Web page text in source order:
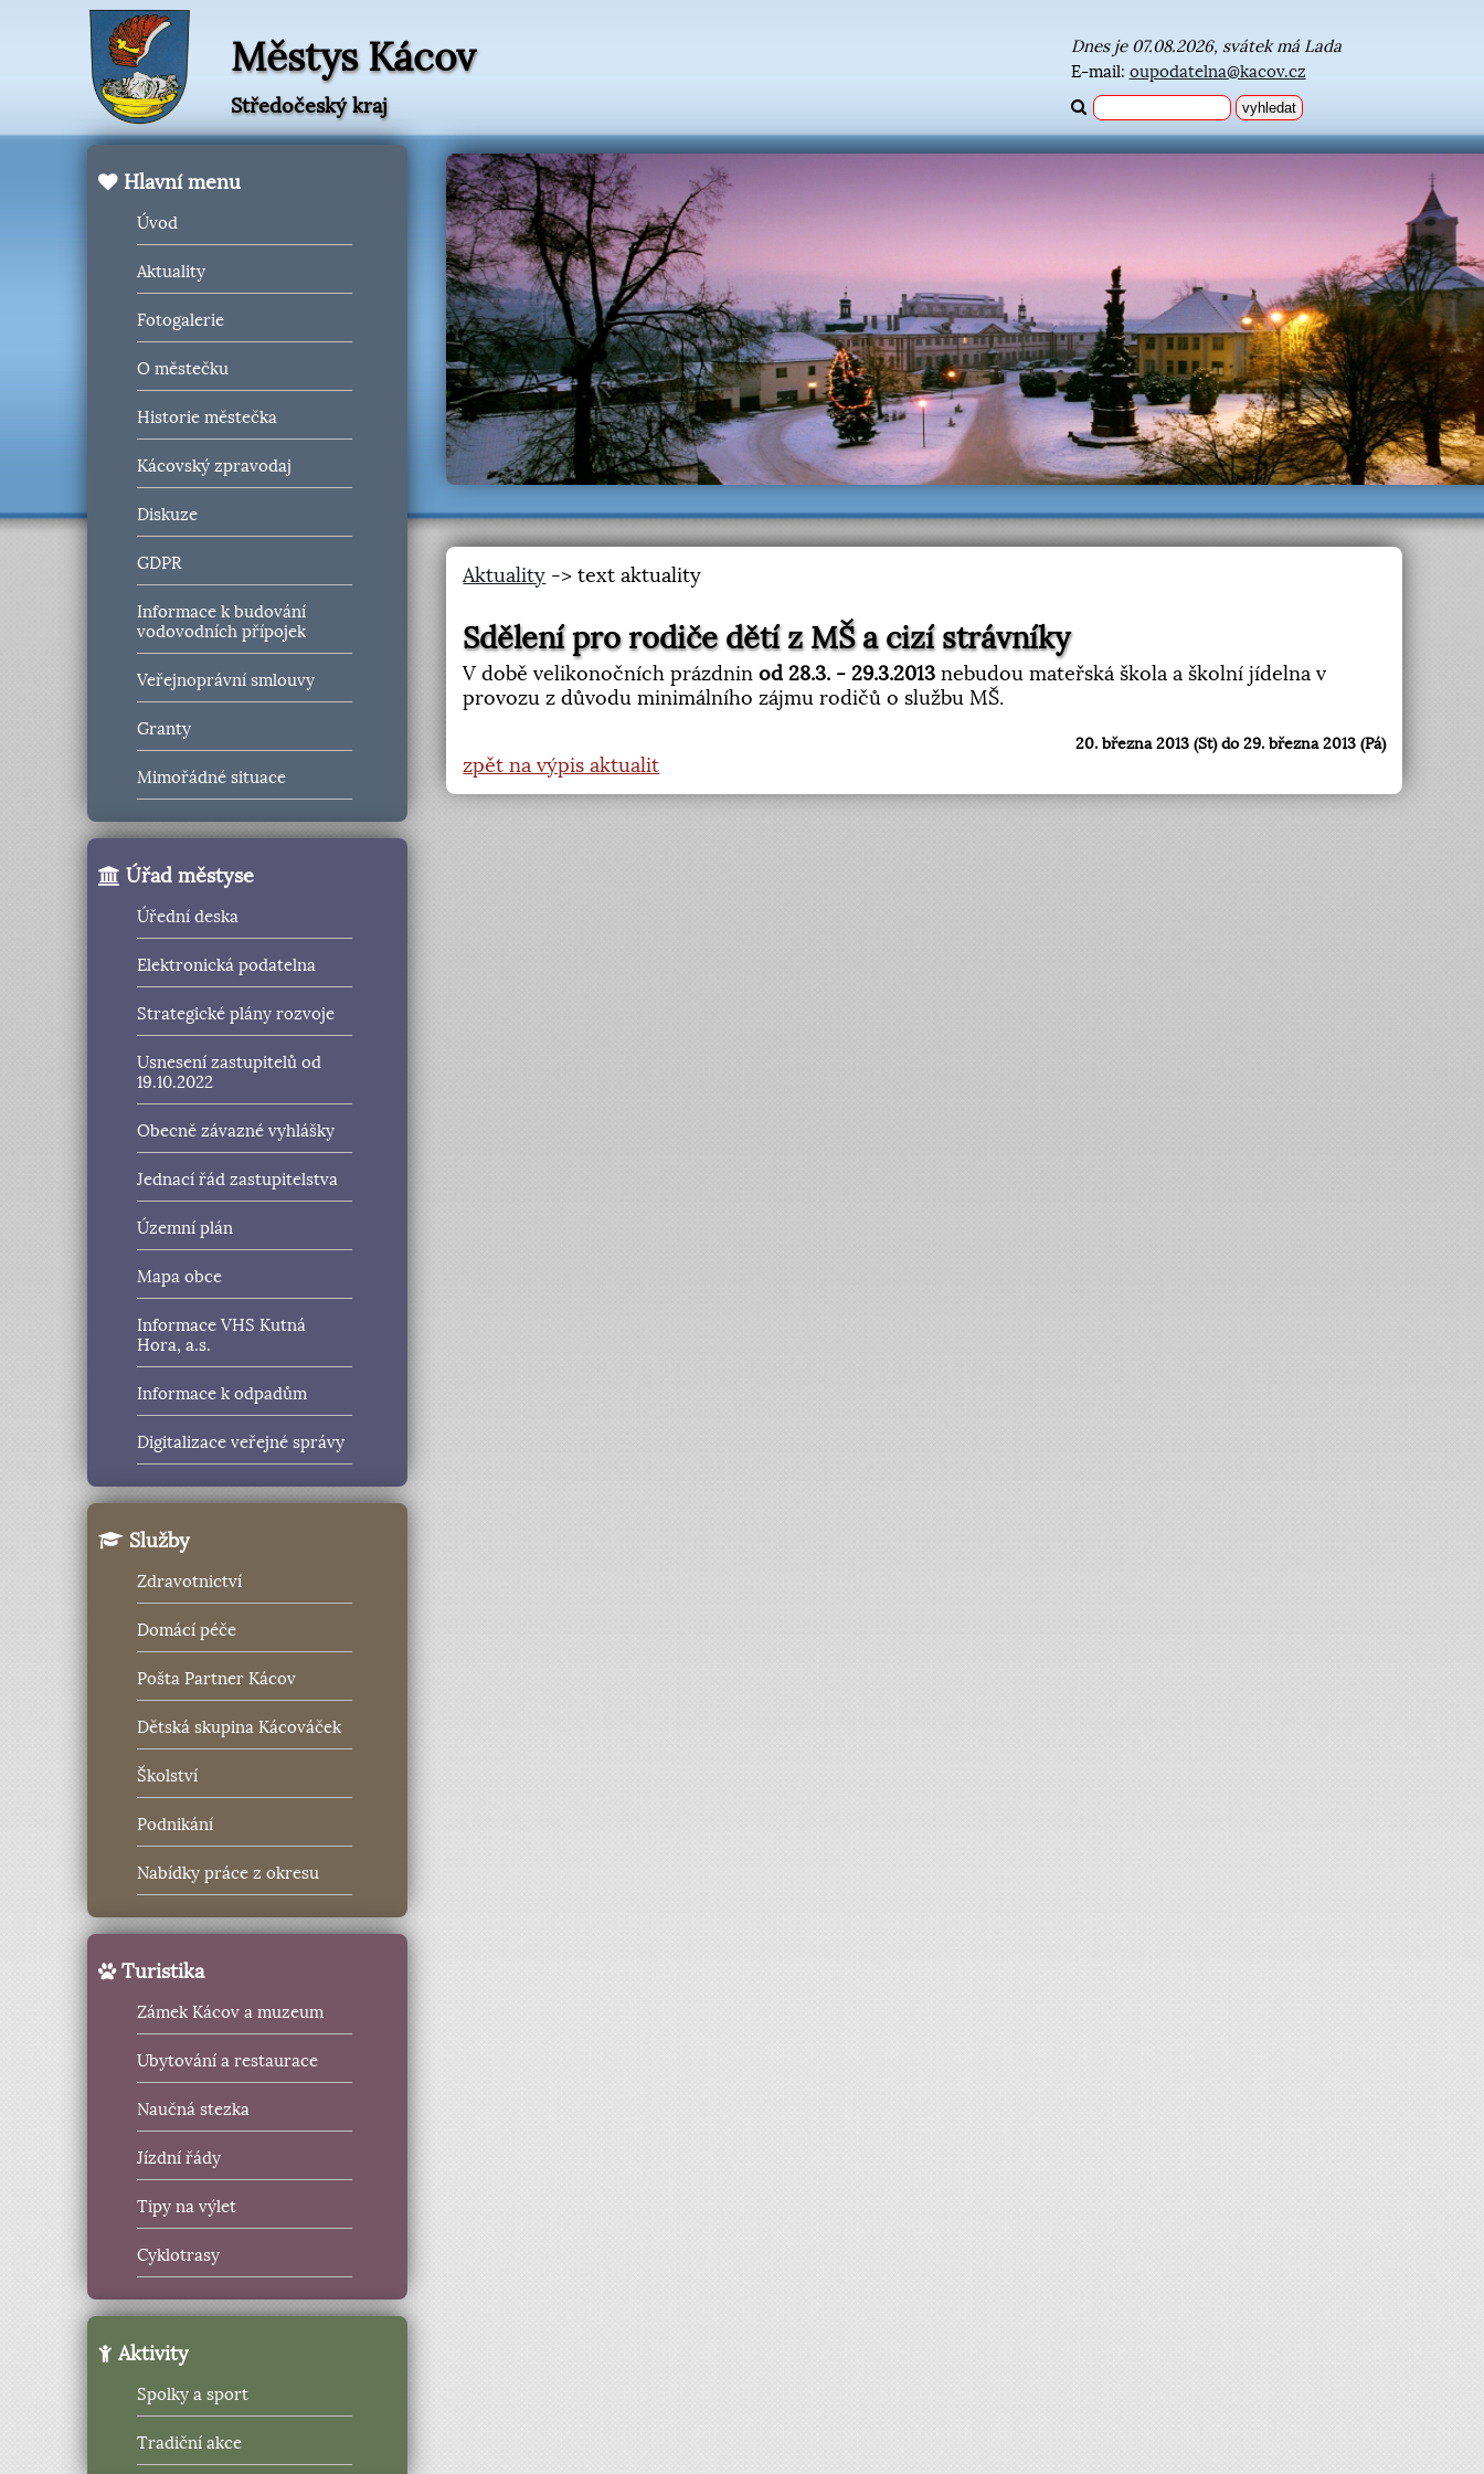
Městys Kácov
Středočeský kraj
Dnes je 07.08.2026, svátek má Lada
E-mail: oupodatelna@kacov.cz
Hlavní menu
Úvod
Aktuality
Fotogalerie
O městečku
Historie městečka
Kácovský zpravodaj
Diskuze
GDPR
Informace k budování
vodovodních přípojek
Veřejnoprávní smlouvy
Granty
Mimořádné situace
Úřad městyse
Úřední deska
Elektronická podatelna
Strategické plány rozvoje
Usnesení zastupitelů od
19.10.2022
Obecně závazné vyhlášky
Jednací řád zastupitelstva
Územní plán
Mapa obce
Informace VHS Kutná
Hora, a.s.
Informace k odpadům
Digitalizace veřejné správy
Služby
Zdravotnictví
Domácí péče
Pošta Partner Kácov
Dětská skupina Kácováček
Školství
Podnikání
Nabídky práce z okresu
Turistika
Zámek Kácov a muzeum
Ubytování a restaurace
Naučná stezka
Jízdní řády
Tipy na výlet
Cyklotrasy
Aktivity
Spolky a sport
Tradiční akce
Aktuality -> text aktuality
Sdělení pro rodiče dětí z MŠ a cizí strávníky
V době velikonočních prázdninod 28.3. - 29.3.2013 nebudou mateřská škola a školní jídelna v
provozu z důvodu minimálního zájmu rodičů o službu MŠ.
20. března 2013 (St) do 29. března 2013 (Pá)
zpět na výpis aktualit